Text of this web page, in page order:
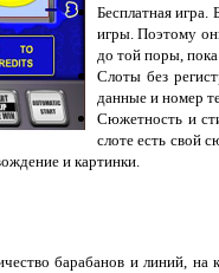
Бесплатная
игры. Поэтому
до той поры,
Слоты без
данные и номер
Сюжетность и
слоте есть свой
и картинки.
барабанов и линий,